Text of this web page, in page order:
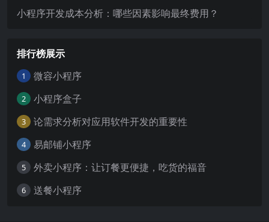
小程序开发成本分析：哪些因素影响最终费用？
排行榜展示
1 微容小程序
2 小程序盒子
3 论需求分析对应用软件开发的重要性
4 易邮铺小程序
5 外卖小程序：让订餐更便捷，吃货的福音
6 送餐小程序